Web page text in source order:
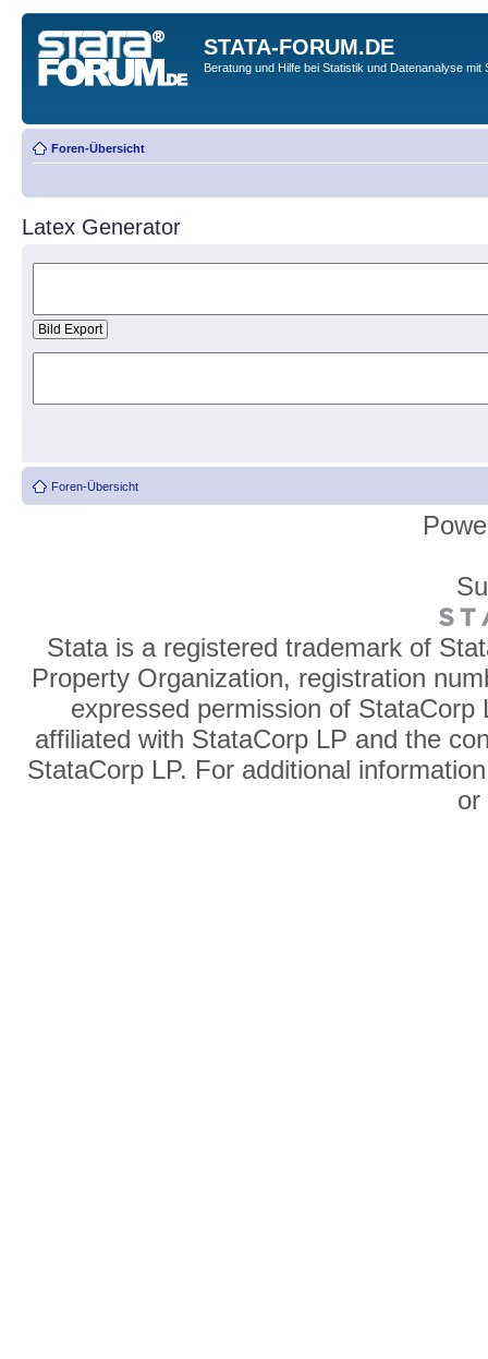
STATA-FORUM.DE
Beratung und Hilfe bei Statistik und Datenanalyse mit
Foren-Übersicht
Latex Generator
Foren-Übersicht
Stata is a registered trademark of
Property Organization, registration
expressed permission of
affiliated with StataCorp LP and the
StataCorp LP. For additional
or